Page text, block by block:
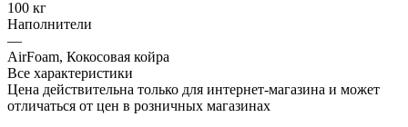
100 кг
Наполнители
—
AirFoam, Кокосовая койра
Все характеристики
Цена действительна только для интернет-магазина и может
отличаться от цен в розничных магазинах